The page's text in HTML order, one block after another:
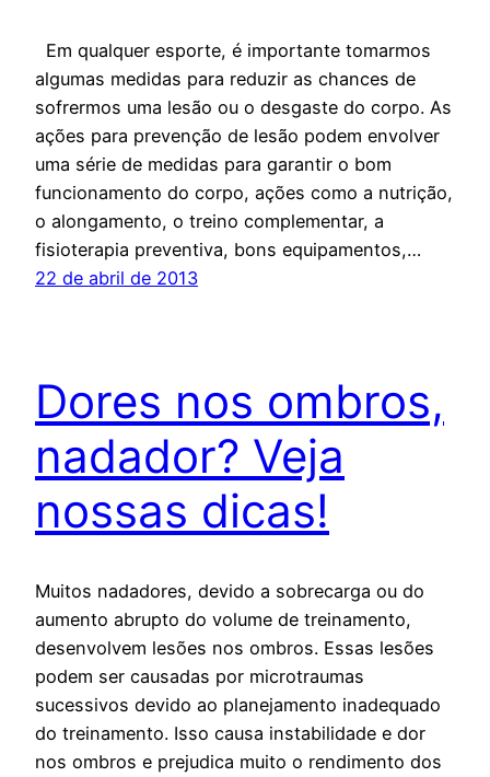
Em qualquer esporte, é importante tomarmos
algumas medidas para reduzir as chances de
sofrermos uma lesão ou o desgaste do corpo. As
ações para prevenção de lesão podem envolver
uma série de medidas para garantir o bom
funcionamento do corpo, ações como a nutrição,
o alongamento, o treino complementar, a
fisioterapia preventiva, bons equipamentos,…
22 de abril de 2013
Dores nos ombros,
nadador? Veja
nossas dicas!
Muitos nadadores, devido a sobrecarga ou do
aumento abrupto do volume de treinamento,
desenvolvem lesões nos ombros. Essas lesões
podem ser causadas por microtraumas
sucessivos devido ao planejamento inadequado
do treinamento. Isso causa instabilidade e dor
nos ombros e prejudica muito o rendimento dos